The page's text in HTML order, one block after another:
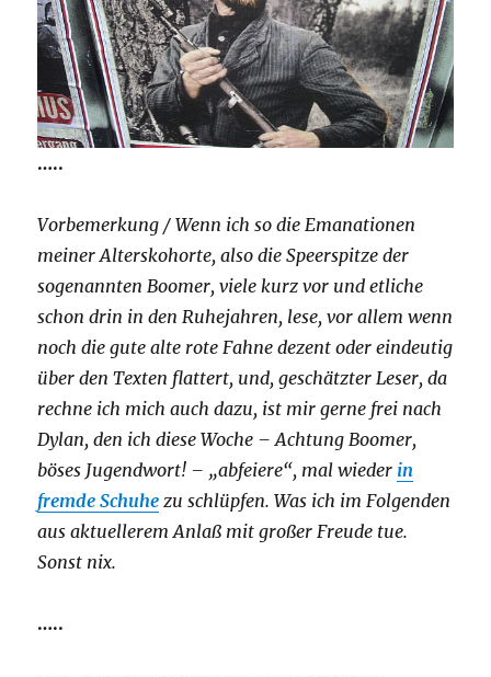
…..
Vorbemerkung / Wenn ich so die Emanationen
meiner Alterskohorte, also die Speerspitze der
sogenannten Boomer, viele kurz vor und etliche
schon drin in den Ruhejahren, lese, vor allem wenn
noch die gute alte rote Fahne dezent oder eindeutig
über den Texten flattert, und, geschätzter Leser, da
rechne ich mich auch dazu, ist mir gerne frei nach
Dylan, den ich diese Woche – Achtung Boomer,
böses Jugendwort! – „abfeiere“, mal wieder in
fremde Schuhe zu schlüpfen. Was ich im Folgenden
aus aktuellerem Anlaß mit großer Freude tue.
Sonst nix.
…..